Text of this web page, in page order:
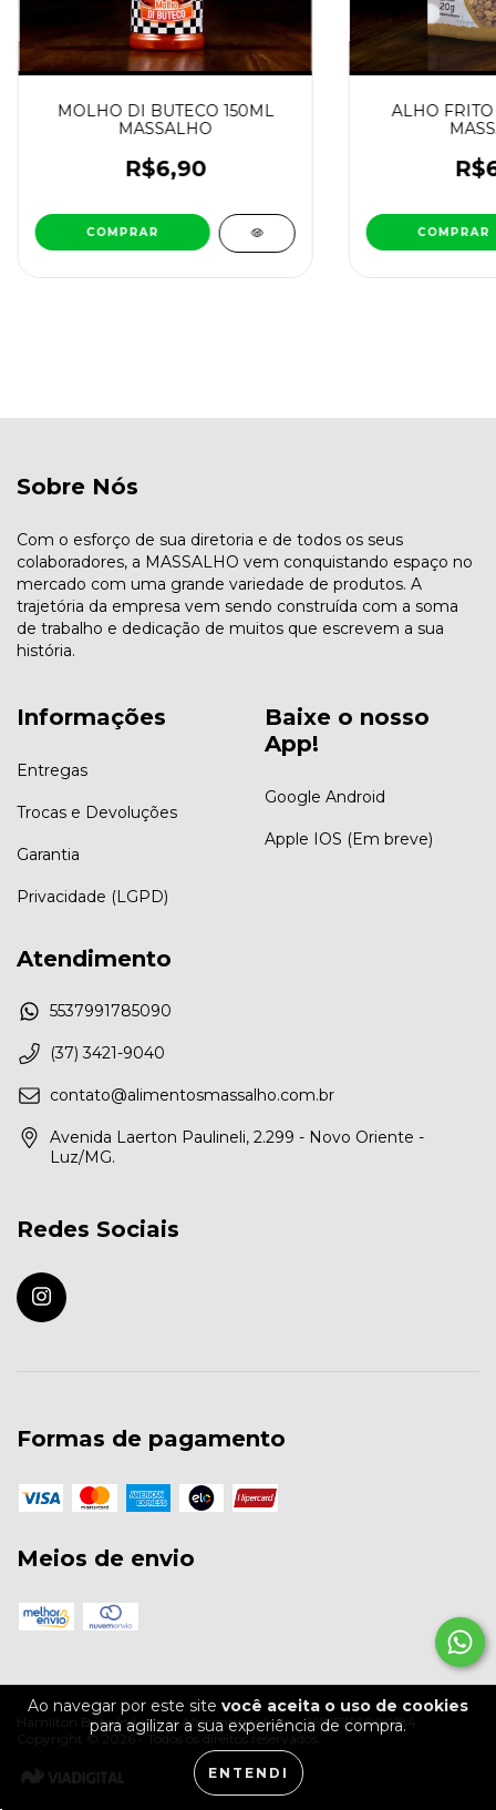
Ao navegar por este site você aceita o uso de cookies
para agilizar a sua experiência de compra.
ENTENDI
MOLHO DI BUTECO 150ML
MASSALHO
R$6,90
ALHO
Sobre Nós
Com o esforço de sua diretoria e de todos os seus
colaboradores, a MASSALHO vem conquistando espaço no
mercado com uma grande variedade de produtos. A
trajetória da empresa vem sendo construída com a soma
de trabalho e dedicação de muitos que escrevem a sua
história.
Informações
Entregas
Trocas e Devoluções
Garantia
Privacidade (LGPD)
Baixe o nosso
App!
Google Android
Apple IOS (Em breve)
Atendimento
5537991785090
(37) 3421-9040
contato@alimentosmassalho.com.br
Avenida Laerton Paulineli, 2.299 - Novo Oriente -
Luz/MG.
Redes Sociais
Formas de pagamento
Meios de envio
Hamilton Brito Indústrias Alimentícias Ltda - 26747395000184.
Copyright © 2026 - Todos os direitos reservados.